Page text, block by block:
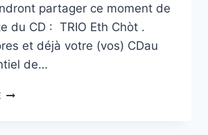
partager ce moment de
du CD : TRIO Eth Chòt .
et déjà votre (vos) CDau
de…
TRIO